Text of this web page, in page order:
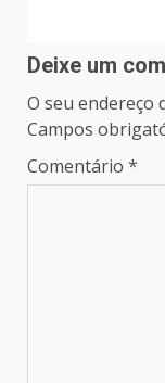
Deixe um
O seu endereço
Campos
Comentário *